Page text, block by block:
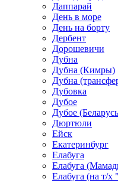
Даппарай
День в море
День на борту
Дербент
Дорошевичи
Дубна
Дубна (Кимры)
Дубна
Дубовка
Дубое
Дубое
Дюртюли
Ейск
Екатеринбург
Елабуга
Елабуга
Елабуга (на т/